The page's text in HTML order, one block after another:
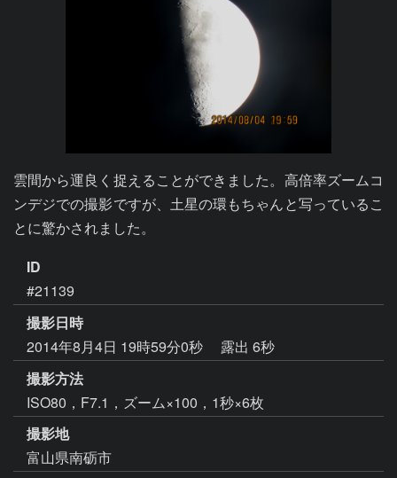
雲間から運良く捉えることができました。高倍率ズームコ
ンデジでの撮影ですが、土星の環もちゃんと写っているこ
とに驚かされました。
ID
#21139
撮影日時
2014年8月4日 19時59分0秒
露出 6秒
撮影方法
ISO80，F7.1，ズーム×100，1秒×6枚
撮影地
富山県南砺市